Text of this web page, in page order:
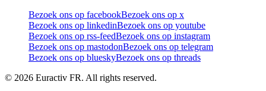
Bezoek ons op facebookBezoek ons op x
Bezoek ons op linkedinBezoek ons op youtube
Bezoek ons op rss-feedBezoek ons op instagram
Bezoek ons op mastodonBezoek ons op telegram
Bezoek ons op blueskyBezoek ons op threads
© 2026 Euractiv FR. All rights reserved.